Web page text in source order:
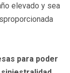
elevado y sea
para poder